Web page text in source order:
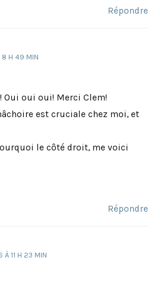
Répondre
8 H 49 MIN
oui oui! Merci Clem!
est cruciale chez moi, et
le côté droit, me voici
Répondre
À 11 H 23 MIN